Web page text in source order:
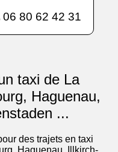
06 80 62 42 31
taxi de La
Haguenau,
...
des trajets en taxi